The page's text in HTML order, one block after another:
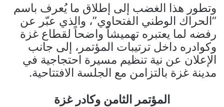
وتطور هذا الغضب إلى إطلاق ما يُعرف باسم
“الحراك الوطني الفتحاوي”، والذي عبّر عن
رفضه لما يعتبره تهميشاً واضحاً لقطاع غزة
وكوادره داخل ترتيبات المؤتمر، إلى جانب
الإعلان عن نية تنظيم مسيرة احتجاجية في
مدينة غزة بالتزامن مع الجلسة الافتتاحية.
المؤتمر الثامن وكادر غزة